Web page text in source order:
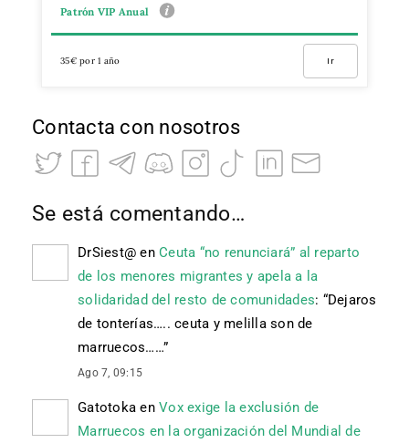
Patrón VIP Anual
35€ por 1 año Ir
Contacta con nosotros
Se está comentando…
DrSiest@ en Ceuta “no renunciará” al reparto
de los menores migrantes y apela a la
solidaridad del resto de comunidades: “Dejaros
de tonterías….. ceuta y melilla son de
marruecos……”
Ago 7, 09:15
Gatotoka en Vox exige la exclusión de
Marruecos en la organización del Mundial de